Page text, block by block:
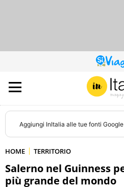
DI
Aggiungi InItalia alle tue fonti
HOME TERRITORIO
Salerno nel Guinness
più grande del mondo